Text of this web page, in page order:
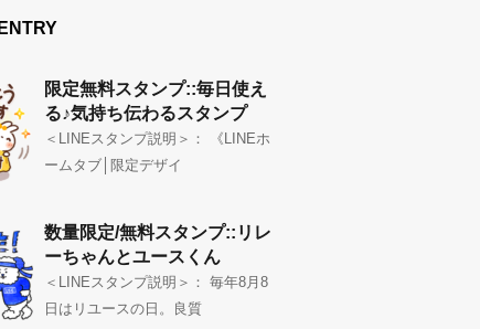
限定無料スタンプ::毎日使え
る♪気持ち伝わるスタンプ
＜LINEスタンプ説明＞： 《LINEホ
ームタブ│限定デザイ
数量限定/無料スタンプ::リレ
ーちゃんとユースくん
＜LINEスタンプ説明＞： 毎年8月8
日はリユースの日。良質